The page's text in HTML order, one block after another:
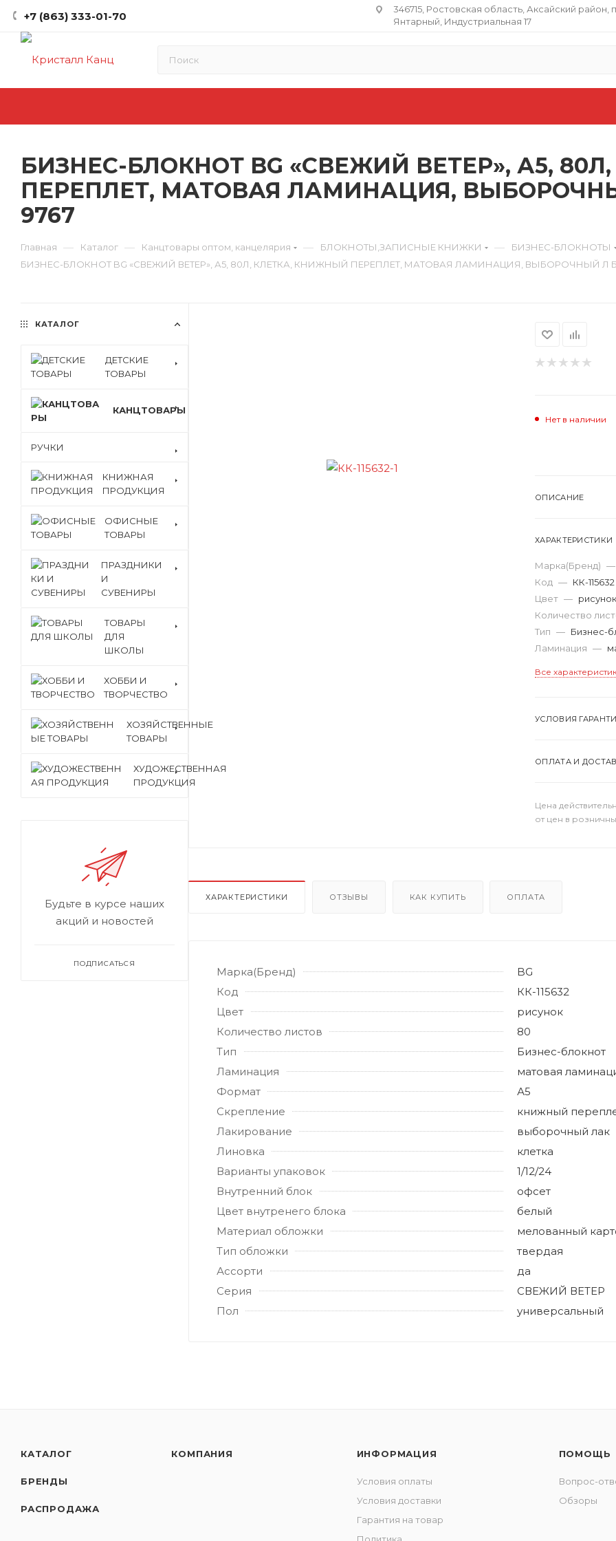
+7 (863) 333-01-70
346715, Ростовская область​, Аксайский район,
Янтарный, Индустриальная 17
БИЗНЕС-БЛОКНОТ BG «СВЕЖИЙ ВЕТЕР», А5,
ПЕРЕПЛЕТ, МАТОВАЯ ЛАМИНАЦИЯ,
9767
Главная — Каталог — Канцтовары оптом, канцелярия — БЛОКНОТЫ,ЗАПИСНЫЕ КНИЖКИ — БИЗНЕС-БЛОКНОТЫ
БИЗНЕС-БЛОКНОТ BG «СВЕЖИЙ ВЕТЕР», А5, 80Л, КЛЕТКА, КНИЖНЫЙ ПЕРЕПЛЕТ, МАТОВАЯ ЛАМИНАЦИЯ, ВЫБОРОЧНЫЙ Л
Нет в наличии
ОПИСАНИЕ
ХАРАКТЕРИСТИКИ
Марка(Бренд) —
Код — КК-115632
Цвет — рисунок
Количество
Тип — Бизнес-
Ламинация —
Все
УСЛОВИЯ
ОПЛАТА И
Цена
от цен в
ХАРАКТЕРИСТИКИ ОТЗЫВЫ КАК КУПИТЬ ОПЛАТА
Марка(Бренд)
BG
Код
КК-115632
Цвет
рисунок
Количество листов
80
Тип
Бизнес-блокнот
Ламинация
матовая
Формат
А5
Скрепление
книжный
Лакирование
выборочный лак
Линовка
клетка
Варианты упаковок
1/12/24
Внутренний блок
офсет
Цвет внутренего блока
белый
Материал обложки
мелованный
Тип обложки
твердая
Ассорти
да
Серия
СВЕЖИЙ ВЕТЕР
Пол
универсальный
КАТАЛОГ
ДЕТСКИЕ
ТОВАРЫ
КАНЦТОВАРЫ
РУЧКИ
КНИЖНАЯ
ПРОДУКЦИЯ
ОФИСНЫЕ
ТОВАРЫ
ПРАЗДНИКИ
И
СУВЕНИРЫ
ТОВАРЫ
ДЛЯ
ШКОЛЫ
ХОББИ И
ТВОРЧЕСТВО
ХОЗЯЙСТВЕННЫЕ
ТОВАРЫ
ХУДОЖЕСТВЕННАЯ
ПРОДУКЦИЯ
Будьте в курсе наших
акций и новостей
ПОДПИСАТЬСЯ
КАТАЛОГ
БРЕНДЫ
РАСПРОДАЖА
КОМПАНИЯ ИНФОРМАЦИЯ
Условия оплаты
Условия доставки
Гарантия на товар
ПОМОЩЬ
Вопрос-
Обзоры